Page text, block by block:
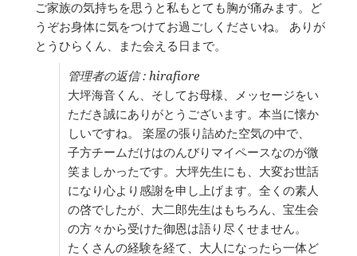
ご家族の気持ちを思うと私もとても胸が痛みます。ど
うぞお身体に気をつけてお過ごしくださいね。 ありが
とうひらくん、また会える日まで。
管理者の返信 : hirafiore
大坪海音くん、そしてお母様、メッセージをい
ただき誠にありがとうございます。本当に懐か
しいですね。 楽屋の張り詰めた空気の中で、
子方チームだけはのんびりマイペースなのが微
笑ましかったです。大坪先生にも、大変お世話
になり心より感謝を申し上げます。全くの素人
の啓でしたが、大二郎先生はもちろん、宝生会
の方々から受けた御恩は語り尽くせません。
たくさんの経験を経て、大人になったら一体ど